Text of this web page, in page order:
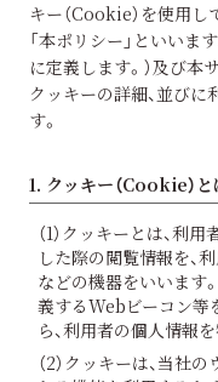
キー（Cookie）を使用
「本ポリシー」といいま
に定義します。）及び
クッキーの詳細、並び
す。
1. クッキー（Cookie）と
（1）クッキーとは、利
した際の閲覧情報を、
などの機器をいいます
義するWebビーコン等
ら、利用者の個人情報
（2）クッキーは、当社